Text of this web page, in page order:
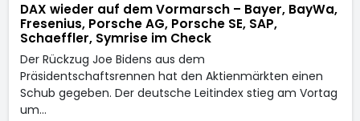
DAX wieder auf dem Vormarsch – Bayer, BayWa,
Fresenius, Porsche AG, Porsche SE, SAP,
Schaeffler, Symrise im Check
Der Rückzug Joe Bidens aus dem
Präsidentschaftsrennen hat den Aktienmärkten einen
Schub gegeben. Der deutsche Leitindex stieg am Vortag
um…